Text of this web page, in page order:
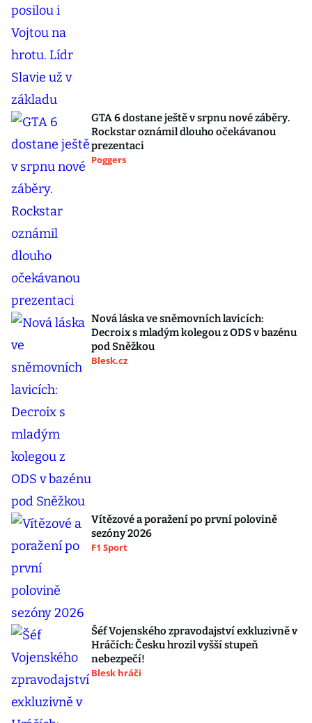
GTA 6 dostane ještě v srpnu nové záběry.
Rockstar oznámil dlouho očekávanou
prezentaci
Poggers
Nová láska ve sněmovních lavicích:
Decroix s mladým kolegou z ODS v bazénu
pod Sněžkou
Blesk.cz
Vítězové a poražení po první polovině
sezóny 2026
F1 Sport
Šéf Vojenského zpravodajství exkluzivně v
Hráčích: Česku hrozil vyšší stupeň
nebezpečí!
Blesk hráči